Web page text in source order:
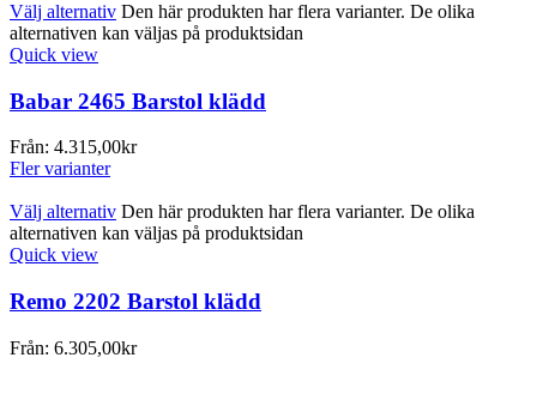
Välj alternativ Den här produkten har flera varianter. De olika
alternativen kan väljas på produktsidan
Quick view
Babar 2465 Barstol klädd
Från: 4.315,00kr
Fler varianter
Välj alternativ Den här produkten har flera varianter. De olika
alternativen kan väljas på produktsidan
Quick view
Remo 2202 Barstol klädd
Från: 6.305,00kr